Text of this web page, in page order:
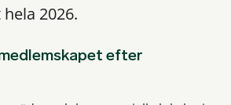
2026.
efter